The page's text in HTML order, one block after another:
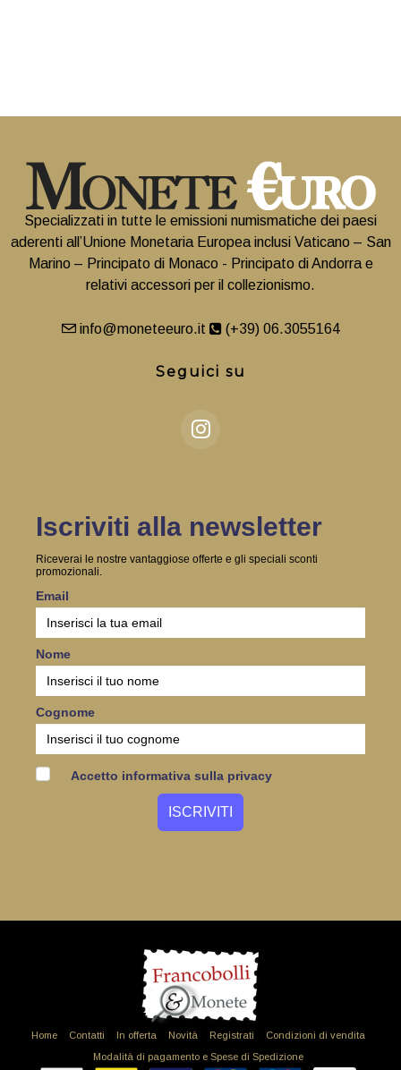
Specializzati in tutte le emissioni numismatiche dei paesi
aderenti all’Unione Monetaria Europea inclusi Vaticano – San
Marino – Principato di Monaco - Principato di Andorra e
relativi accessori per il collezionismo.
info@moneteeuro.it (+39) 06.3055164
Seguici su
Iscriviti alla newsletter
Riceverai le nostre vantaggiose offerte e gli speciali sconti
promozionali.
Email
Nome
Cognome
Accetto informativa sulla privacy
Home Contatti In offerta Novità Registrati
Condizioni di vendita
Modalità di pagamento e Spese di Spedizione